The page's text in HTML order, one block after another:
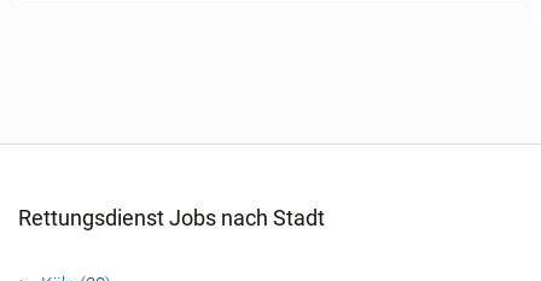
Rettungsdienst Jobs nach Stadt